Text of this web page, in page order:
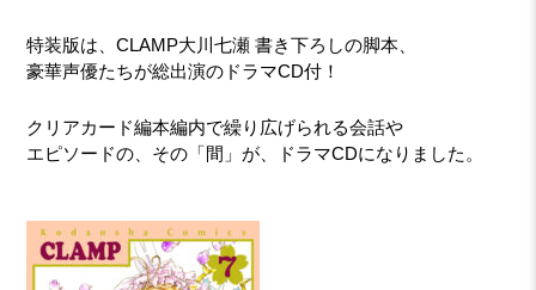
特装版は、CLAMP大川七瀬 書き下ろしの脚本、
豪華声優たちが総出演のドラマCD付！
クリアカード編本編内で繰り広げられる会話や
エピソードの、その「間」が、ドラマCDになりました。